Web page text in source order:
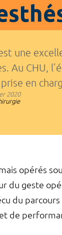
une
Au CHU,
en
2020
opérés
du geste
du
de